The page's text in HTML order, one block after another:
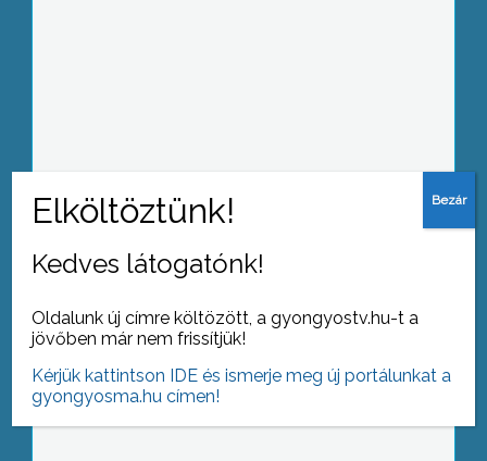
Tovább az archívumra
Kedves látogatónk!
Oldalunk új címre költözött, a gyongyostv.hu-t a
jövőben már nem frissítjük!
Kérjük kattintson IDE és ismerje meg új portálunkat a
gyongyosma.hu címen!